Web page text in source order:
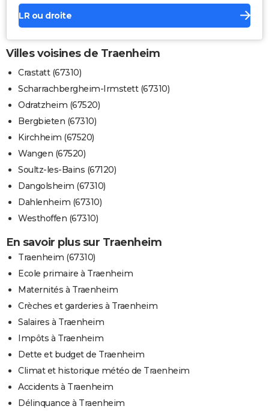
LR ou droite
Villes voisines de Traenheim
Crastatt (67310)
Scharrachbergheim-Irmstett (67310)
Odratzheim (67520)
Bergbieten (67310)
Kirchheim (67520)
Wangen (67520)
Soultz-les-Bains (67120)
Dangolsheim (67310)
Dahlenheim (67310)
Westhoffen (67310)
En savoir plus sur Traenheim
Traenheim (67310)
Ecole primaire à Traenheim
Maternités à Traenheim
Crèches et garderies à Traenheim
Salaires à Traenheim
Impôts à Traenheim
Dette et budget de Traenheim
Climat et historique météo de Traenheim
Accidents à Traenheim
Délinquance à Traenheim